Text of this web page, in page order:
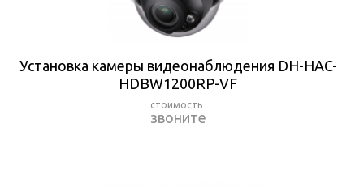
Установка камеры видеонаблюдения DH-HAC-
HDBW1200RP-VF
звоните